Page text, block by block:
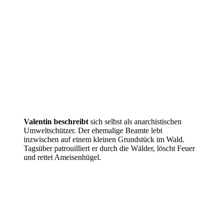
Valentin beschreibt sich selbst als anarchistischen
Umweltschützer. Der ehemalige Beamte lebt
inzwischen auf einem kleinen Grundstück im Wald.
Tagsüber patrouilliert er durch die Wälder, löscht Feuer
und rettet Ameisenhügel.